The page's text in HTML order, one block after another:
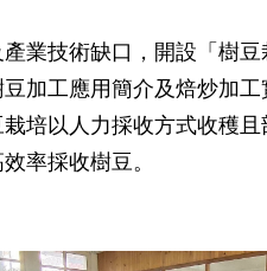
業技術缺口，開設「樹
加工應用簡介及焙炒加
培以人力採收方式收穫
率採收樹豆。